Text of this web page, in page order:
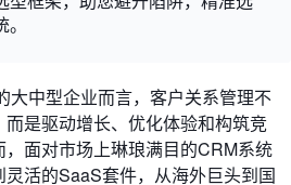
大中型企业而言，客户关系管理不
是驱动增长、优化体验和构筑竞
面对市场上琳琅满目的CRM系统
活的SaaS套件，从海外巨头到国